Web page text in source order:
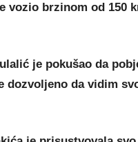
vozio brzinom od 150
je pokušao da
dozvoljeno da vidim